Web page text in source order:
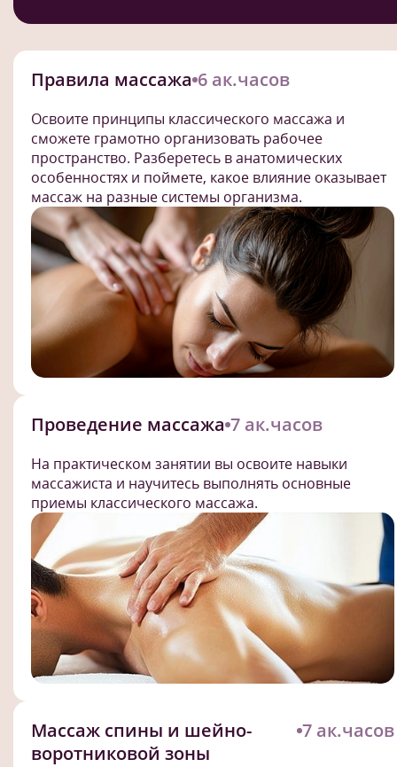
Правила массажа 6 ак.часов
Освоите принципы классического массажа и
сможете грамотно организовать рабочее
пространство. Разберетесь в анатомических
особенностях и поймете, какое влияние оказывает
массаж на разные системы организма.
Проведение массажа 7 ак.часов
На практическом занятии вы освоите навыки
массажиста и научитесь выполнять основные
приемы классического массажа.
Массаж спины и шейно-
воротниковой зоны
7 ак.часов